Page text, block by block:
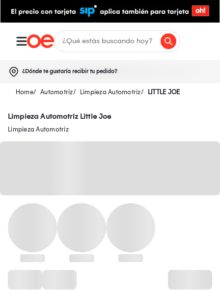
¿Dónde te gustaría recibir tu pedido?
Automotriz Limpieza Automotriz LITTLE JOE
Limpieza Automotriz Little Joe
Limpieza Automotriz